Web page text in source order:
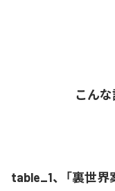
こん
table_1、「裏世界